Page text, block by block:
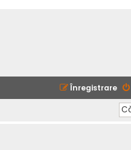
Înregistrare